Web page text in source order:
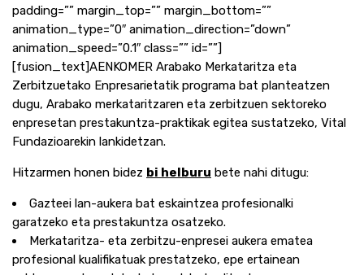
padding=”” margin_top=”” margin_bottom=””
animation_type=”0″ animation_direction=”down”
animation_speed=”0.1″ class=”” id=””]
[fusion_text]AENKOMER Arabako Merkataritza eta
Zerbitzuetako Enpresarietatik programa bat planteatzen
dugu, Arabako merkataritzaren eta zerbitzuen sektoreko
enpresetan prestakuntza-praktikak egitea sustatzeko, Vital
Fundazioarekin lankidetzan.
Hitzarmen honen bidez bi helburu bete nahi ditugu:
Gazteei lan-aukera bat eskaintzea profesionalki
garatzeko eta prestakuntza osatzeko.
Merkataritza- eta zerbitzu-enpresei aukera ematea
profesional kualifikatuak prestatzeko, epe ertainean